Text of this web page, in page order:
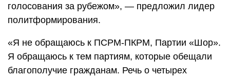
голосования за рубежом», — предложил лидер
политформирования.
«Я не обращаюсь к ПСРМ-ПКРМ, Партии «Шор».
Я обращаюсь к тем партиям, которые обещали
благополучие гражданам. Речь о четырех